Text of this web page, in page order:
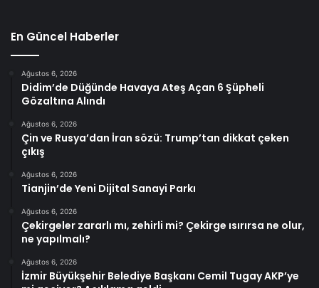
En Güncel Haberler
Ağustos 6, 2026
Didim’de Düğünde Havaya Ateş Açan 6 Şüpheli
Gözaltına Alındı
Ağustos 6, 2026
Çin ve Rusya’dan İran sözü: Trump’tan dikkat çeken
çıkış
Ağustos 6, 2026
Tianjin’de Yeni Dijital Sanayi Parkı
Ağustos 6, 2026
Çekirgeler zararlı mı, zehirli mi? Çekirge ısırırsa ne olur,
ne yapılmalı?
Ağustos 6, 2026
İzmir Büyükşehir Belediye Başkanı Cemil Tugay AKP’ye